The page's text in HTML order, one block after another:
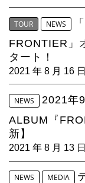
TOUR NEWS
FRONTIER」
タート！
2021 年 8 月 16 日
NEWS
2021年
ALBUM『
新】
2021 年 8 月 13 日
NEWS MEDIA